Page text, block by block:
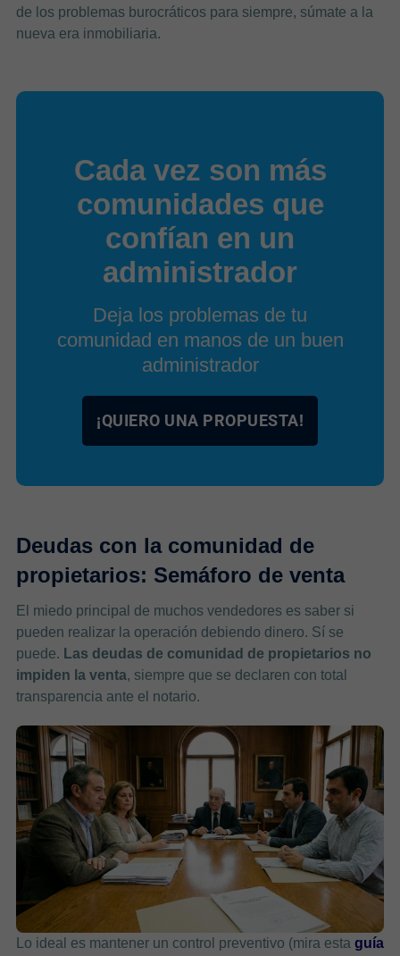
de los problemas burocráticos para siempre, súmate a la
nueva era inmobiliaria.
Cada vez son más
comunidades que
confían en un
administrador
Deja los problemas de tu
comunidad en manos de un buen
administrador
¡QUIERO UNA PROPUESTA!
Deudas con la comunidad de
propietarios: Semáforo de venta
El miedo principal de muchos vendedores es saber si
pueden realizar la operación debiendo dinero. Sí se
puede. Las deudas de comunidad de propietarios no
impiden la venta, siempre que se declaren con total
transparencia ante el notario.
Lo ideal es mantener un control preventivo (mira esta guía